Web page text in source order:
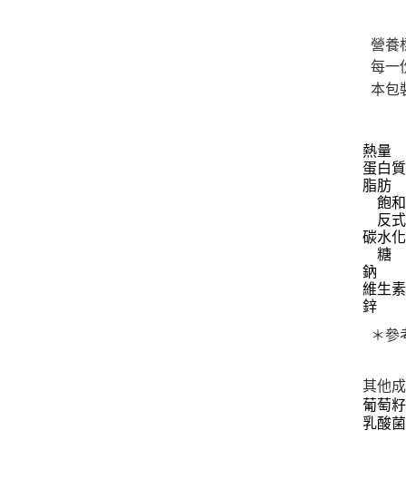
營養
每一
本包
熱量
蛋白質
脂肪
飽和
反式
碳水
糖
鈉
維生
鋅
＊參
其他
葡萄
乳酸